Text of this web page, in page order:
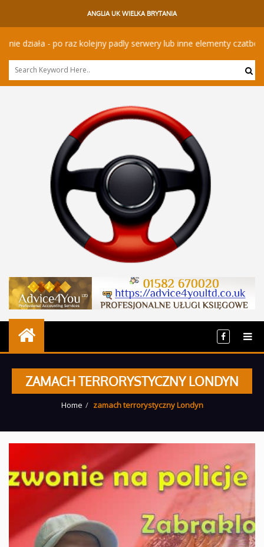
ANGLIA UK WIELKA BRYTANIA
działa - po raz kolejny padly serwery lub inne elementy czatbota
ZAMACH TERRORYSTYCZNY LONDYN
Home zamach terrorystyczny Londyn